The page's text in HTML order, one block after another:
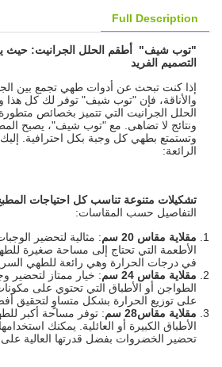
Full Description
"توب شيف" أطقم الحلل الجرانيت: حيث
التصميم الفريد
إذا كنت تبحث عن أدوات طهي تجمع بين
والأناقة، فإن "توب شيف" توفر لك كل هذا
الحلل الجرانيت التي تتميز بخصائص
ونتائج لا تضاهى. مع "توب شيف"، يصبح
وتستمتع بطهي كل وجبة بكل احترافية.
الرائعة:
تشكيلات متنوعة تناسب كل احتياجات
التفاصيل حسب المقاسات:
مقلاية مقاس 20 سم
: مثالية لتحضير
الأطعمة التي تحتاج إلى مساحة صغيرة
في درجات الحرارة وهي رائعة للطهي
مقلاية مقاس 24 سم
: خيار ممتاز لتحضير
الطواجن أو الأطباق التي تحتوي على
على توزيع الحرارة بشكل متساوٍ لتحقيق
مقلاية مقاس28 سم
: توفر مساحة أكبر
الأطباق الكبيرة أو العائلية. يمكنك
تحضير الخضروات بفضل قدرتها العالية